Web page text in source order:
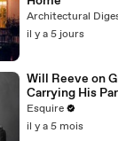
Architectural
il y a 5 jours
Will Reeve on
Carrying His
I’ve Learned |
Esquire
il y a 5 mois